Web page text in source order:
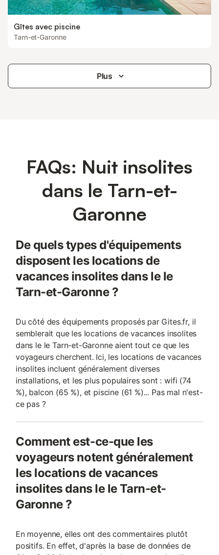
Gîtes avec piscine
Tarn-et-Garonne
Plus
FAQs: Nuit insolites
dans le Tarn-et-
Garonne
De quels types d'équipements
disposent les locations de
vacances insolites dans le le
Tarn-et-Garonne ?
Du côté des équipements proposés par Gites.fr, il
semblerait que les locations de vacances insolites
dans le le Tarn-et-Garonne aient tout ce que les
voyageurs cherchent. Ici, les locations de vacances
insolites incluent généralement diverses
installations, et les plus populaires sont : wifi (74
%), balcon (65 %), et piscine (61 %)... Pas mal n'est-
ce pas ?
Comment est-ce-que les
voyageurs notent généralement
les locations de vacances
insolites dans le le Tarn-et-
Garonne ?
En moyenne, elles ont des commentaires plutôt
positifs. En effet, d'après la base de données de